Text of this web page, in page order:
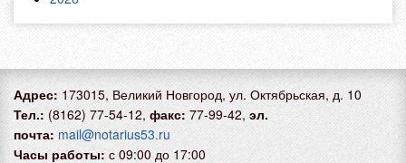
Адрес: 173015, Великий Новгород, ул. Октябрьская, д. 10
Тел.: (8162) 77-54-12, факс: 77-99-42, эл.
почта: mail@notarius53.ru
Часы работы: с 09:00 до 17:00